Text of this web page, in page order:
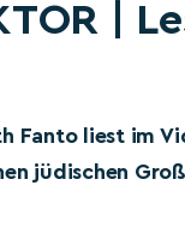
|
Fanto liest im
jüdischen